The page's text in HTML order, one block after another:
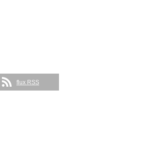
flux RSS